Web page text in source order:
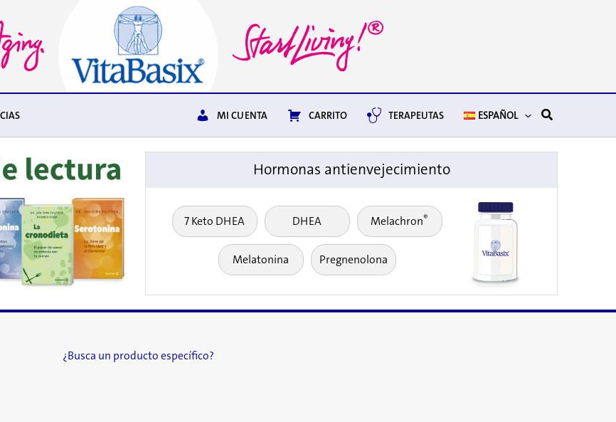
MI CUENTA CARRITO TERAPEUTAS ESPAÑOL Buscar
Hormonas antienvejecimiento
7 Keto DHEA DHEA Melachron®
Melatonina Pregnenolona
¿Busca un producto específico?